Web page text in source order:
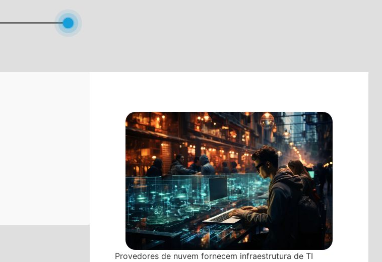
Provedores de nuvem fornecem infraestrutura de TI